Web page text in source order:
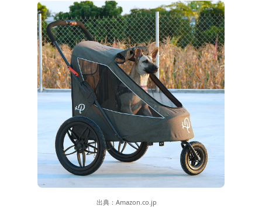
出典： Amazon.co.jp